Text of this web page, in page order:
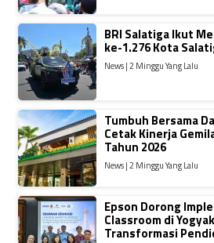
BRI Salatiga Ikut
ke-1.276 Kota
News | 2 Minggu Yang Lalu
Tumbuh Bersama
Cetak Kinerja
Tahun 2026
News | 2 Minggu Yang Lalu
Epson Dorong
Classroom di
Transformasi